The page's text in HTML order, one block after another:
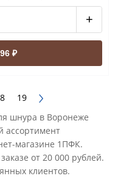
+
₽
19
шнура в Воронеже
ассортимент
магазине 1ПФК.
от 20 000 рублей.
клиентов.